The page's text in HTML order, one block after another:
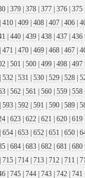
375
|
376
|
377
|
378
|
379
|
|
406
|
407
|
408
|
409
|
410
|
436
|
437
|
438
|
439
|
440
|
|
467
|
468
|
469
|
470
|
471
|
497
|
498
|
499
|
500
|
501
|
|
528
|
529
|
530
|
531
|
532
|
558
|
559
|
560
|
561
|
562
|
|
589
|
590
|
591
|
592
|
593
|
619
|
620
|
621
|
622
|
623
|
|
650
|
651
|
652
|
653
|
654
|
680
|
681
|
682
|
683
|
684
|
|
711
|
712
|
713
|
714
|
715
|
741
|
742
|
743
|
744
|
745
|